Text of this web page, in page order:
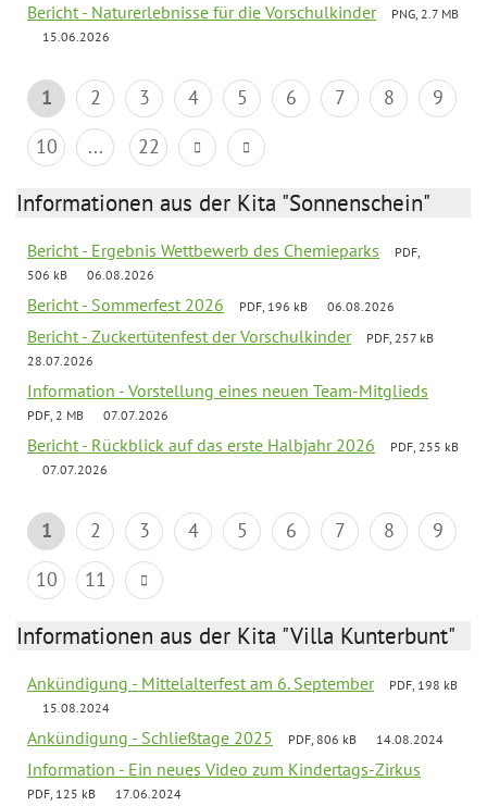
Bericht - Naturerlebnisse für die Vorschulkinder
PNG, 2.7 MB
15.06.2026
1 2 3 4 5 6 7 8
9
10
... 22
Informationen aus der Kita "Sonnenschein"
Bericht - Ergebnis Wettbewerb des Chemieparks
PDF,
506 kB
06.08.2026
Bericht - Sommerfest 2026 PDF, 196 kB 06.08.2026
Bericht - Zuckertütenfest der Vorschulkinder
PDF, 257 kB
28.07.2026
Information - Vorstellung eines neuen Team-Mitglieds
PDF, 2 MB 07.07.2026
Bericht - Rückblick auf das erste Halbjahr 2026
PDF, 255 kB
07.07.2026
1 2 3 4 5 6 7 8
9
10
11
Informationen aus der Kita "Villa Kunterbunt"
Ankündigung - Mittelalterfest am 6. September
PDF, 198 kB
15.08.2024
Ankündigung - Schließtage 2025 PDF, 806 kB 14.08.2024
Information - Ein neues Video zum Kindertags-Zirkus
PDF, 125 kB 17.06.2024